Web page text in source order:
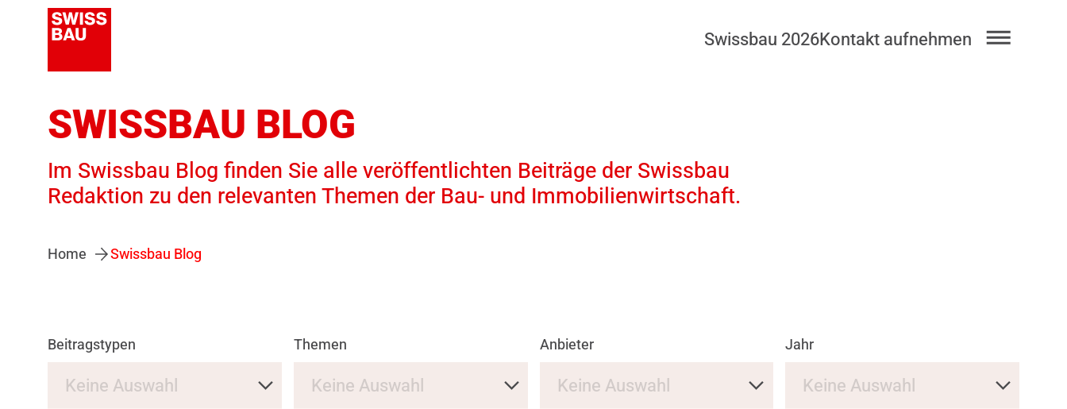
Swissbau 2026Kontakt aufnehmen
SWISSBAU BLOG
Im Swissbau Blog finden Sie alle veröffentlichten Beiträge der Swissbau
Redaktion zu den relevanten Themen der Bau- und Immobilienwirtschaft.
Home Swissbau Blog
Beitragstypen
Keine Auswahl
Themen
Keine Auswahl
Anbieter
Keine Auswahl
Jahr
Keine Auswahl